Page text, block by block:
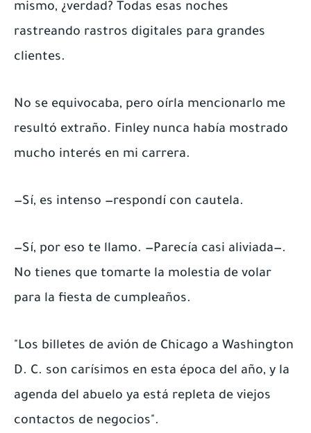
mismo, ¿verdad? Todas esas noches
rastreando rastros digitales para grandes
clientes.
No se equivocaba, pero oírla mencionarlo me
resultó extraño. Finley nunca había mostrado
mucho interés en mi carrera.
—Sí, es intenso —respondí con cautela.
—Sí, por eso te llamo. —Parecía casi aliviada—.
No tienes que tomarte la molestia de volar
para la fiesta de cumpleaños.
"Los billetes de avión de Chicago a Washington
D. C. son carísimos en esta época del año, y la
agenda del abuelo ya está repleta de viejos
contactos de negocios".